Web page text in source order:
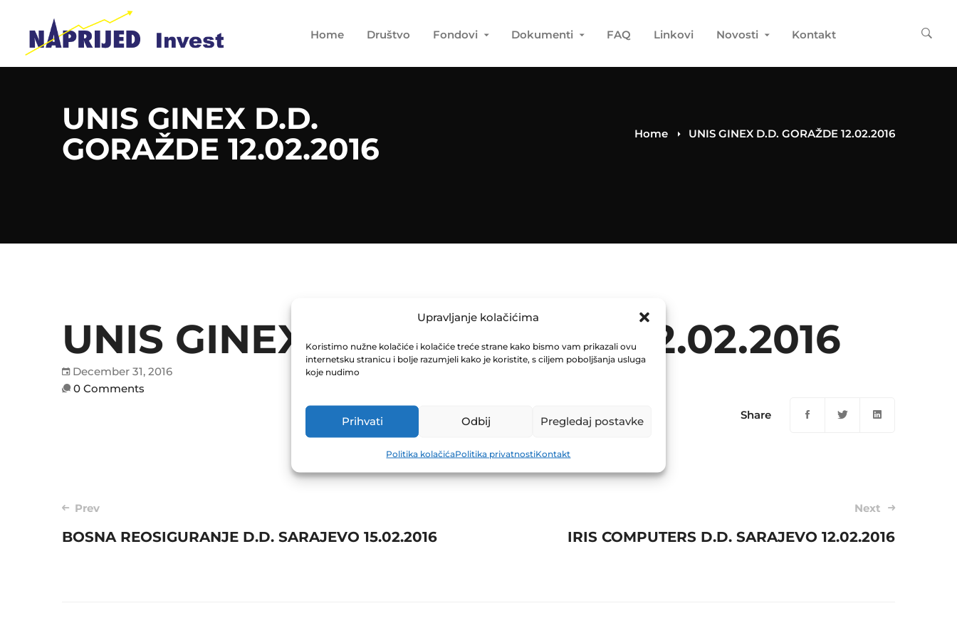
Upravljanje kolačićima
Koristimo nužne kolačiće i kolačiće treće strane kako bismo vam prikazali ovu
internetsku stranicu i bolje razumjeli kako je koristite, s ciljem poboljšanja usluga
koje nudimo
Prihvati Odbij Pregledaj postavke
Politika kolačićaPolitika privatnostiKontakt
Home Društvo Fondovi Dokumenti FAQ Linkovi Novosti Kontakt
UNIS GINEX D.D.
GORAŽDE 12.02.2016
Home UNIS GINEX D.D. GORAŽDE 12.02.2016
UNIS GINEX D.D. GORAŽDE 12.02.2016
December 31, 2016
0 Comments
Share
Post
navigation
Prev
BOSNA REOSIGURANJE D.D. SARAJEVO 15.02.2016
Next
IRIS COMPUTERS D.D. SARAJEVO 12.02.2016